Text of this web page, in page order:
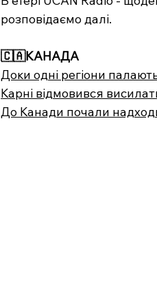
розповідаємо далі.
🇨🇦КАНАДА
Доки одні регіони
Карні відмовився
До Канади почали